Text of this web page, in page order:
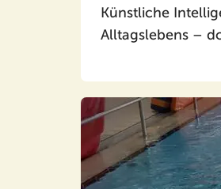
Künstliche
Alltagslebens –